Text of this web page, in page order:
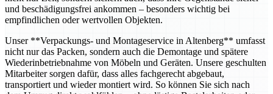
und beschädigungsfrei ankommen – besonders wichtig bei
empfindlichen oder wertvollen Objekten.
Unser **Verpackungs- und Montageservice in Altenberg** umfasst
nicht nur das Packen, sondern auch die Demontage und spätere
Wiederinbetriebnahme von Möbeln und Geräten. Unsere geschulten
Mitarbeiter sorgen dafür, dass alles fachgerecht abgebaut,
transportiert und wieder montiert wird. So können Sie sich nach